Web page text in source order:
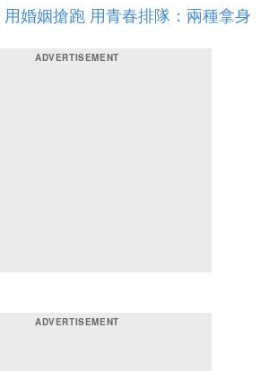
用婚姻搶跑 用青春排隊：兩種拿身